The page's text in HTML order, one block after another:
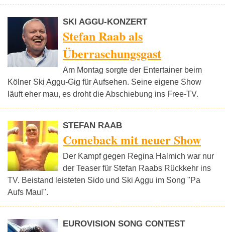
SKI AGGU-KONZERT
Stefan Raab als
Überraschungsgast
Am Montag sorgte der Entertainer beim
Kölner Ski Aggu-Gig für Aufsehen. Seine eigene Show
läuft eher mau, es droht die Abschiebung ins Free-TV.
STEFAN RAAB
Comeback mit neuer Show
Der Kampf gegen Regina Halmich war nur
der Teaser für Stefan Raabs Rückkehr ins
TV. Beistand leisteten Sido und Ski Aggu im Song "Pa
Aufs Maul".
EUROVISION SONG CONTEST